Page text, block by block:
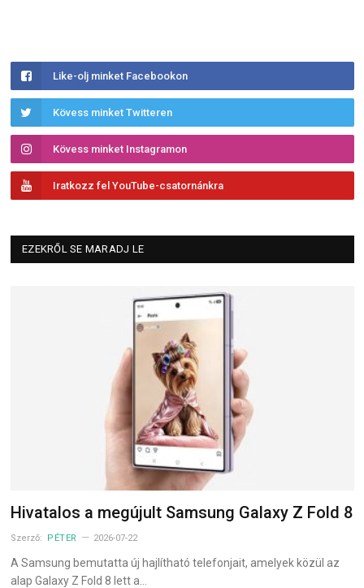
Like-olj minket Facebookon
Kövess minket Twitteren
Kövess minket Instagramon
Iratkozz fel YouTube-csatornánkra
EZEKRŐL SE MARADJ LE
Hivatalos a megújult Samsung Galaxy Z Fold 8
Szerző: PÉTER 2026-07-22
A Samsung bemutatta új hajlítható telefonjait, amelyek közül az
alap Galaxy Z Fold 8 lett a…